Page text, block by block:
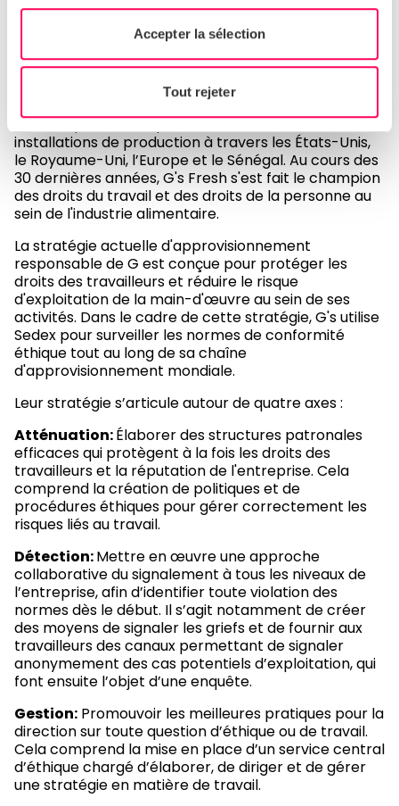
Accepter la sélection
Tout rejeter
des travailleurs et réduire les
risques d'exploitation
G's Fresh, membre de Sedex, est un producteur de
produits frais et un fournisseur de grands détaillants
britanniques et européens. Ils ont des fermes et des
installations de production à travers les États-Unis,
le Royaume-Uni, l’Europe et le Sénégal. Au cours des
30 dernières années, G's Fresh s'est fait le champion
des droits du travail et des droits de la personne au
sein de l'industrie alimentaire.
La stratégie actuelle d'approvisionnement
responsable de G est conçue pour protéger les
droits des travailleurs et réduire le risque
d'exploitation de la main-d'œuvre au sein de ses
activités. Dans le cadre de cette stratégie, G's utilise
Sedex pour surveiller les normes de conformité
éthique tout au long de sa chaîne
d'approvisionnement mondiale.
Leur stratégie s’articule autour de quatre axes :
Atténuation:Élaborer des structures patronales
efficaces qui protègent à la fois les droits des
travailleurs et la réputation de l'entreprise. Cela
comprend la création de politiques et de
procédures éthiques pour gérer correctement les
risques liés au travail.
Détection:Mettre en œuvre une approche
collaborative du signalement à tous les niveaux de
l’entreprise, afin d’identifier toute violation des
normes dès le début. Il s’agit notamment de créer
des moyens de signaler les griefs et de fournir aux
travailleurs des canaux permettant de signaler
anonymement des cas potentiels d’exploitation, qui
font ensuite l’objet d’une enquête.
Gestion: Promouvoir les meilleures pratiques pour la
direction sur toute question d’éthique ou de travail.
Cela comprend la mise en place d’un service central
d’éthique chargé d’élaborer, de diriger et de gérer
une stratégie en matière de travail.